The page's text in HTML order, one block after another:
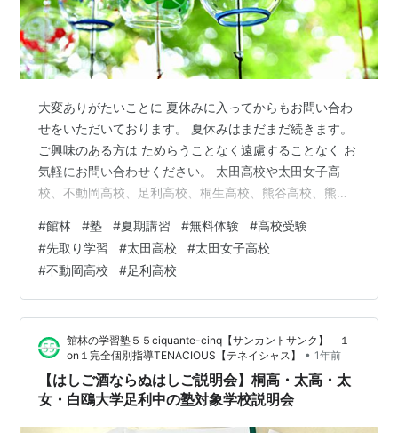
大変ありがたいことに 夏休みに入ってからもお問い合わ
せをいただいております。 夏休みはまだまだ続きます。
ご興味のある方は ためらうことなく遠慮することなく お
気軽にお問い合わせください。 太田高校や太田女子高
校、不動岡高校、足利高校、桐生高校、熊谷高校、熊谷
スに進み、国公立大学や難関私立大学を目指す小学生や
中学生の皆さん また、中高一貫校に在籍している中学生
の皆さん、小中高一貫校に在籍している小学生の皆さん
大学受験からの逆算による、英語・数学の圧倒的先取り
学習のカリキュラムで 高校受験、そして、大学受験に臨
みましょう。 ２週間の無料体験授業…
#館林 #塾 #夏期講習 #無料体験 #高校受験
#先取り学習 #太田高校 #太田女子高校
#不動岡高校 #足利高校
館林の学習塾５５ciquante-cinq【サンカントサンク】 １
on１完全個別指導TENACIOUS【テネイシャス】
• 1年前
【はしご酒ならぬはしご説明会】桐高・太高・太
女・白鴎大学足利中の塾対象学校説明会